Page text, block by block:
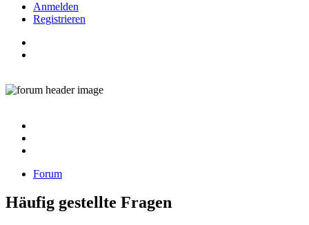
Anmelden
Registrieren
Forum
Häufig gestellte Fragen